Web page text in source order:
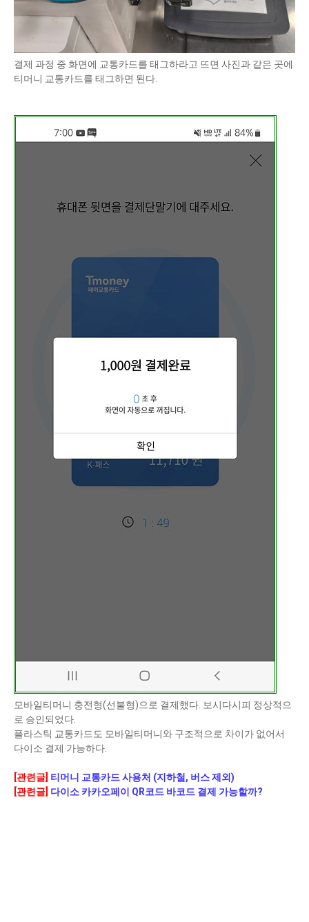
결제 과정 중 화면에 교통카드를 태그하라고 뜨면 사진과 같은 곳에
티머니 교통카드를 태그하면 된다.
모바일티머니 충전형(선불형)으로 결제했다. 보시다시피 정상적으
로 승인되었다.
플라스틱 교통카드도 모바일티머니와 구조적으로 차이가 없어서
다이소 결제 가능하다.
[관련글] 티머니 교통카드 사용처 (지하철, 버스 제외)
[관련글] 다이소 카카오페이 QR코드 바코드 결제 가능할까?